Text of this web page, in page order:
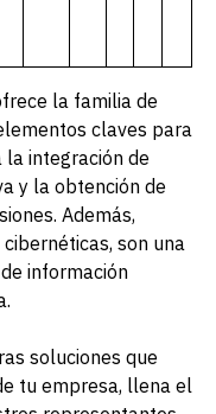
la familia de
claves para
integración de
y la obtención de
Además,
son una
información
soluciones que
tu empresa, llena el